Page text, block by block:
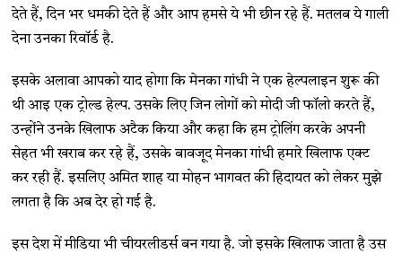
देते हैं, दिन भर धमकी देते हैं और आप हमसे ये भी छीन रहे हैं. मतलब ये गाली
देना उनका रिवॉर्ड है.
इसके अलावा आपको याद होगा कि मेनका गांधी ने एक हेल्पलाइन शुरू की
थी आइ एक ट्रोल्ड हेल्प. उसके लिए जिन लोगों को मोदी जी फॉलो करते हैं,
उन्होंने उनके खिलाफ अटैक किया और कहा कि हम ट्रोलिंग करके अपनी
सेहत भी खराब कर रहे हैं, उसके बावजूद मेनका गांधी हमारे खिलाफ एक्ट
कर रही हैं. इसलिए अमित शाह या मोहन भागवत की हिदायत को लेकर मुझे
लगता है कि अब देर हो गई है.
इस देश में मीडिया भी चीयरलीडर्स बन गया है. जो इसके खिलाफ जाता है उस